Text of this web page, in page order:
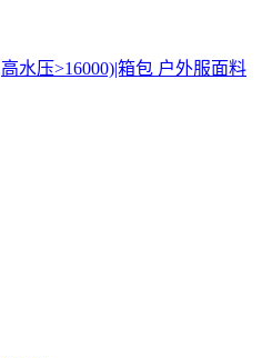
水压>16000)|箱包 户外服面料